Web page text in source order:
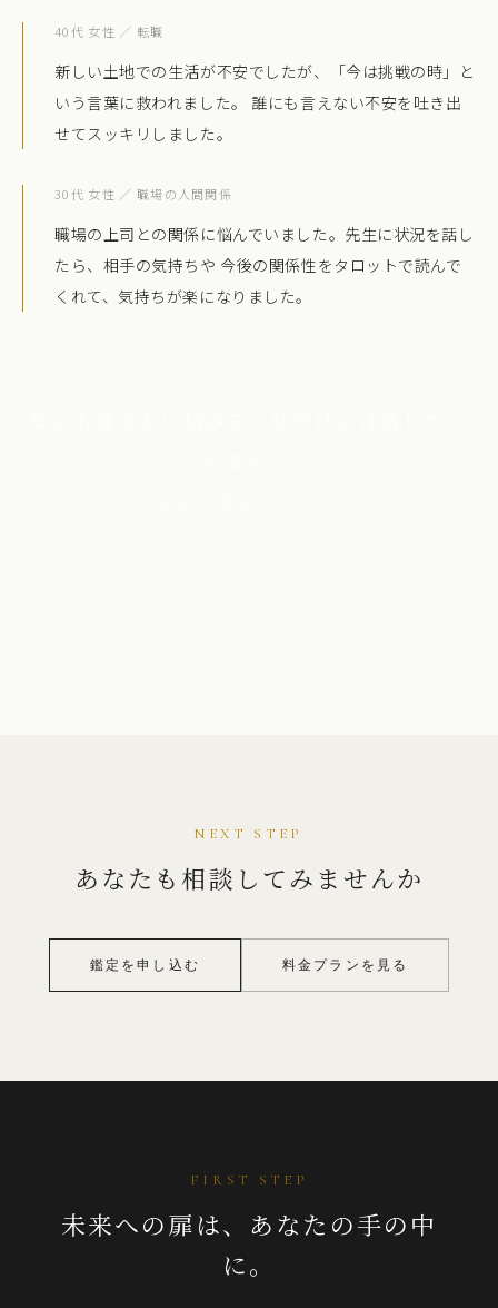
40代 女性 ／ 転職
新しい土地での生活が不安でしたが、「今は挑戦の時」と
いう言葉に救われました。 誰にも言えない不安を吐き出
せてスッキリしました。
30代 女性 ／ 職場の人間関係
職場の上司との関係に悩んでいました。先生に状況を話し
たら、相手の気持ちや 今後の関係性をタロットで読んで
くれて、気持ちが楽になりました。
NEXT STEP
あなたも相談してみませんか
鑑定を申し込む 料金プランを見る
FIRST STEP
未来への扉は、あなたの手の中
に。